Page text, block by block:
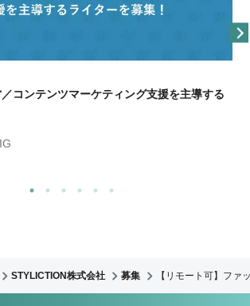
コンテンツマーケティング支援を主導する
STYLICTION株式会社 募集 【リモート可】ファ